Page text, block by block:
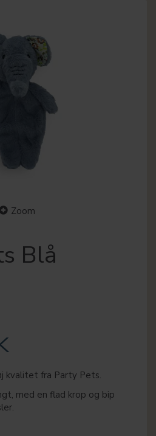
Zoom
Blå
kvalitet fra Party Pets.
med en flad krop og bip